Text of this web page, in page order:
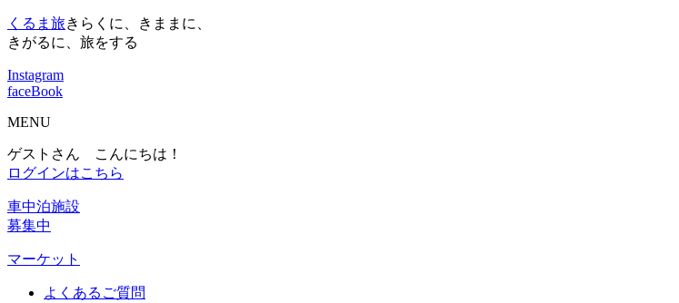
くるま旅きらくに、きままに、
きがるに、旅をする
Instagram
faceBook
MENU
ゲストさん こんにちは！
ログインはこちら
車中泊施設
募集中
マーケット
よくあるご質問